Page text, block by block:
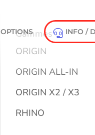
OPTIONS INFO /
Gammes
ORIGIN
ORIGIN ALL-IN
ORIGIN X2 / X3
RHINO